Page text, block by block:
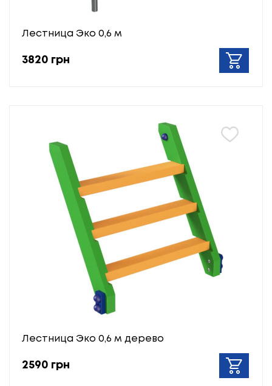
Лестница Эко 0,6 м
3820 грн
Лестница Эко 0,6 м дерево
2590 грн